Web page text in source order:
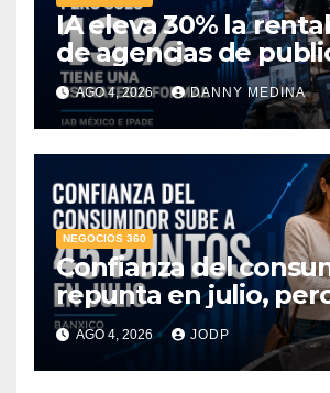
IA eleva 30% la
de agencias de
pone en jaque el
hora: IAB México e
AGO 4, 2026 DANNY MEDINA
NEGOCIOS 360
Confianza del
repunta en julio,
por debajo de 2025:
AGO 4, 2026 JODP